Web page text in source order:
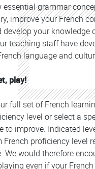
essential grammar
improve your French
develop your knowledge
teaching staff have
language and
play!
full set of French
level or select a
to improve. Indicated
French proficiency level
We would therefore
even if your